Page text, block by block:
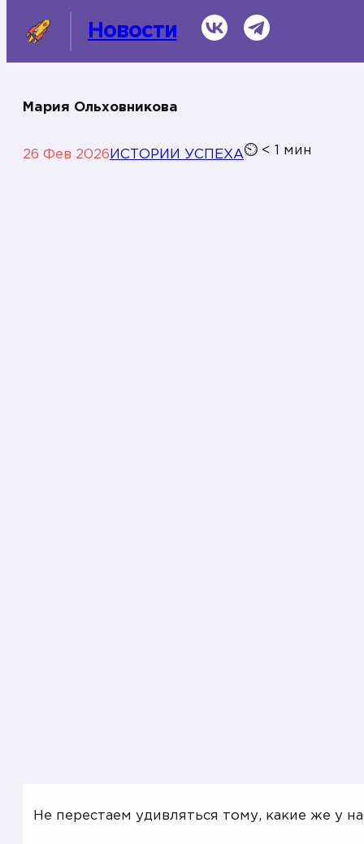
Новости ВКонтактеTelegram
Мария Ольховникова
26 Фев 2026 ИСТОРИИ УСПЕХА⏲ < 1 мин
Не перестаем удивляться тому, какие же у